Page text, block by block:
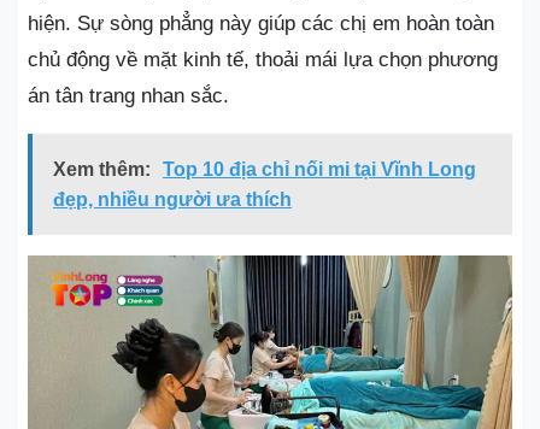
hiện. Sự sòng phẳng này giúp các chị em hoàn toàn
chủ động về mặt kinh tế, thoải mái lựa chọn phương
án tân trang nhan sắc.
Xem thêm:
Top 10 địa chỉ nối mi tại Vĩnh Long
đẹp, nhiều người ưa thích